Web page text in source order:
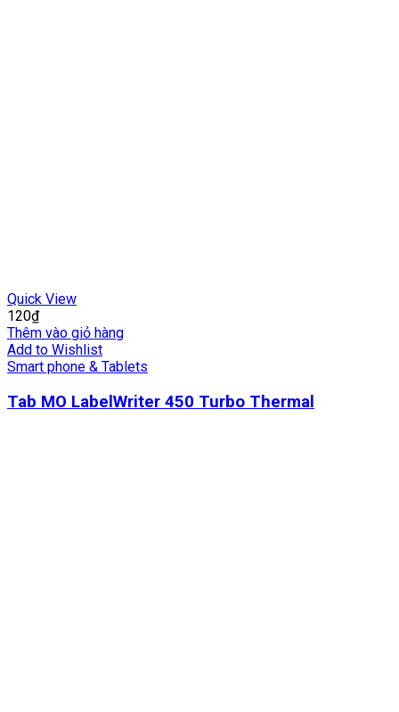
Quick View
120₫
Thêm vào giỏ hàng
Add to Wishlist
Smart phone & Tablets
Tab MO LabelWriter 450 Turbo Thermal